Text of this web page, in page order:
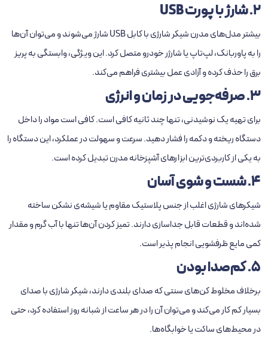
2. شارژ با پورت USB
بیشتر مدل‌های مدرن شیکر شارژی با کابل USB شارژ می‌شوند و می‌توان آن‌ها
را به پاوربانک، لپ‌تاپ یا شارژر خودرو متصل کرد. این ویژگی، وابستگی به پریز
برق را حذف کرده و آزادی عمل بیشتری فراهم می‌کند.
3. صرفه‌جویی در زمان و انرژی
برای تهیه یک نوشیدنی، تنها چند ثانیه کافی است. کافی است مواد را داخل
دستگاه ریخته و دکمه را فشار دهید. سرعت و سهولت در عملکرد، این دستگاه را
به یکی از کاربردی‌ترین ابزارهای آشپزخانه مدرن تبدیل کرده است.
4. شست‌ و شوی آسان
شیکرهای شارژی اغلب از جنس پلاستیک مقاوم یا شیشه‌ی نشکن ساخته
شده‌اند و قطعات قابل جداسازی دارند. تمیز کردن آن‌ها تنها با آب گرم و مقدار
کمی مایع ظرفشویی انجام‌ پذیر است.
5. کم‌صدا بودن
برخلاف مخلوط‌ کن‌های سنتی که صدای بلندی دارند، شیکر شارژی با صدای
بسیار کم کار می‌کند و می‌توان آن را در هر ساعت از شبانه‌ روز استفاده کرد، حتی
در محیط‌های ساکت یا خوابگاه‌ها.